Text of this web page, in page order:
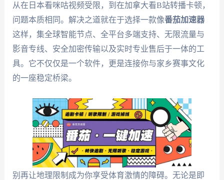
从在日本看咪咕视频受限，到在加拿大看B站转播卡顿，
问题本质相同。解决之道就在于选择一款像番茄加速器
这样，集全球智能节点、全平台多端支持、无限流量与
影音专线、安全加密传输以及实时专业售后于一体的工
具。它不仅仅是一个软件，更是连接你与家乡赛事文化
的一座稳定桥梁。
别再让地理限制成为你享受体育激情的障碍。无论是即